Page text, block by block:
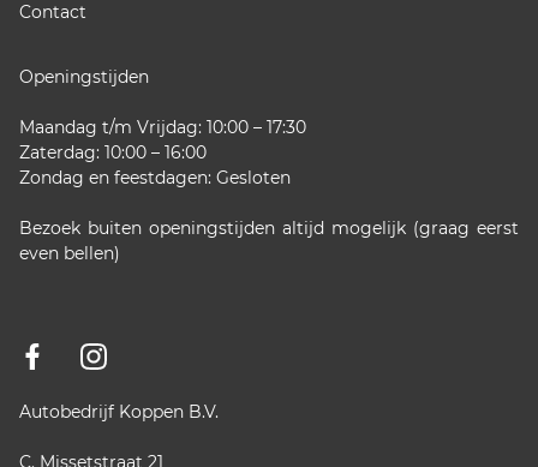
Contact
Openingstijden
Maandag t/m Vrijdag: 10:00 – 17:30
Zaterdag: 10:00 – 16:00
Zondag en feestdagen: Gesloten
Bezoek buiten openingstijden altijd mogelijk (graag eerst
even bellen)
Autobedrijf Koppen B.V.
C. Missetstraat 21